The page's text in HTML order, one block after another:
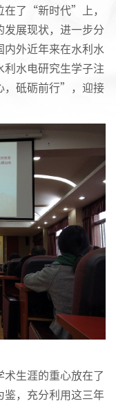
在了“新时代”上，
发展现状，进一步分
内外近年来在水利水
利水电研究生学子注
，砥砺前行”，迎接
生涯的重心放在了
鉴，充分利用这三年